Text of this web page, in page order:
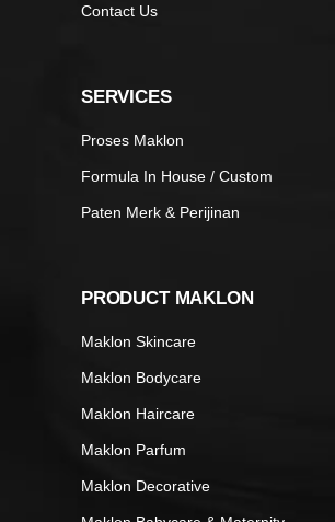
Contact Us
SERVICES
Proses Maklon
Formula In House / Custom
Paten Merk & Perijinan
PRODUCT MAKLON
Maklon Skincare
Maklon Bodycare
Maklon Haircare
Maklon Parfum
Maklon Decorative